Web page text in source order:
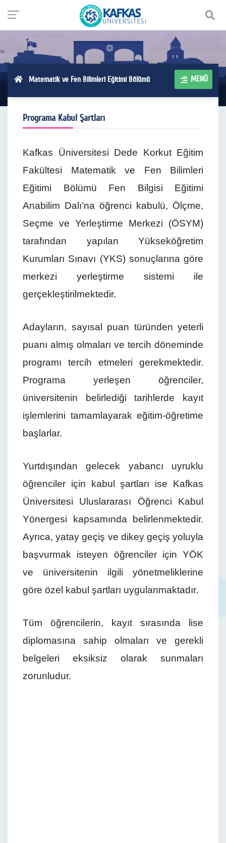
Matematik ve Fen Bilimleri Eğitimi Bölümü MENÜ
Programa Kabul Şartları
Kafkas Üniversitesi Dede Korkut Eğitim
Fakültesi Matematik ve Fen Bilimleri
Eğitimi Bölümü Fen Bilgisi Eğitimi
Anabilim Dalı’na öğrenci kabulü, Ölçme,
Seçme ve Yerleştirme Merkezi (ÖSYM)
tarafından yapılan Yükseköğretim
Kurumları Sınavı (YKS) sonuçlarına göre
merkezi yerleştirme sistemi ile
gerçekleştirilmektedir.
Adayların, sayısal puan türünden yeterli
puanı almış olmaları ve tercih döneminde
programı tercih etmeleri gerekmektedir.
Programa yerleşen öğrenciler,
üniversitenin belirlediği tarihlerde kayıt
işlemlerini tamamlayarak eğitim-öğretime
başlarlar.
Yurtdışından gelecek yabancı uyruklu
öğrenciler için kabul şartları ise Kafkas
Üniversitesi Uluslararası Öğrenci Kabul
Yönergesi kapsamında belirlenmektedir.
Ayrıca, yatay geçiş ve dikey geçiş yoluyla
başvurmak isteyen öğrenciler için YÖK
ve üniversitenin ilgili yönetmeliklerine
göre özel kabul şartları uygulanmaktadır.
Tüm öğrencilerin, kayıt sırasında lise
diplomasına sahip olmaları ve gerekli
belgeleri eksiksiz olarak sunmaları
zorunludur.